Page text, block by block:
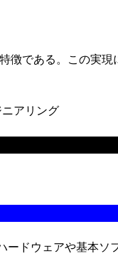
である。この実現
アリング
ドウェアや基本